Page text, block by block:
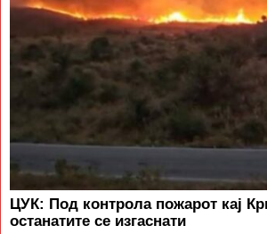
ЦУК: Под контрола пожарот кај
останатите се изгаснати